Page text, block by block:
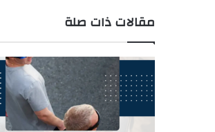
مقالات ذات صلة